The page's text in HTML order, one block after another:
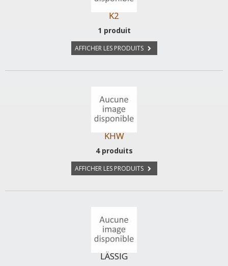
K2
1 produit
AFFICHER LES PRODUITS
KHW
4 produits
AFFICHER LES PRODUITS
LÄSSIG